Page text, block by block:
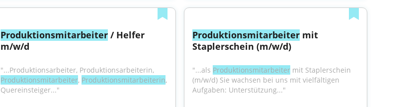
Produktionsmitarbeiter / Helfer
m/w/d
Produktionsmitarbeiter, Produktionsmitarbeiterin,
Quereinsteiger..."
Produktionsmitarbeiter mit
Staplerschein (m/w/d)
"...als Produktionsmitarbeiter mit Staplerschein
(m/w/d) Sie wachsen bei uns mit vielfältigen
Aufgaben: Unterstützung..."